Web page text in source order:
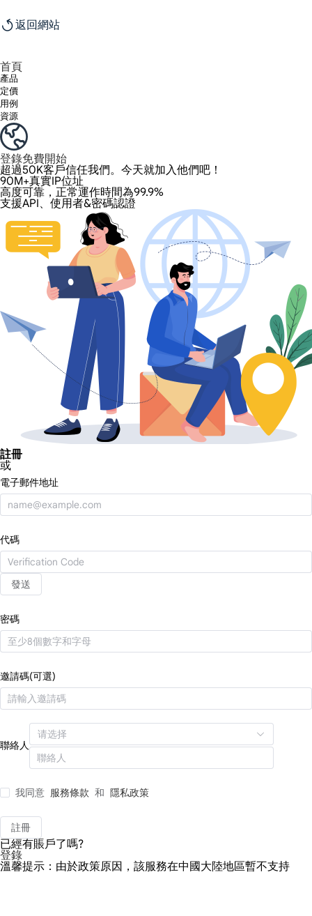
返回網站
首頁
產品
定價
用例
資源
登錄免費開始
超過50K客戶信任我們。今天就加入他們吧！
90M+真實IP位址
高度可靠，正常運作時間為99.9%
支援API、使用者&密碼認證
註冊
或
電子郵件地址
代碼
發送
密碼
邀請碼(可選)
聯絡人
请选择
我同意 服務條款 和 隱私政策
註冊
已經有賬戶了嗎?
登錄
溫馨提示：由於政策原因，該服務在中國大陸地區暫不支持